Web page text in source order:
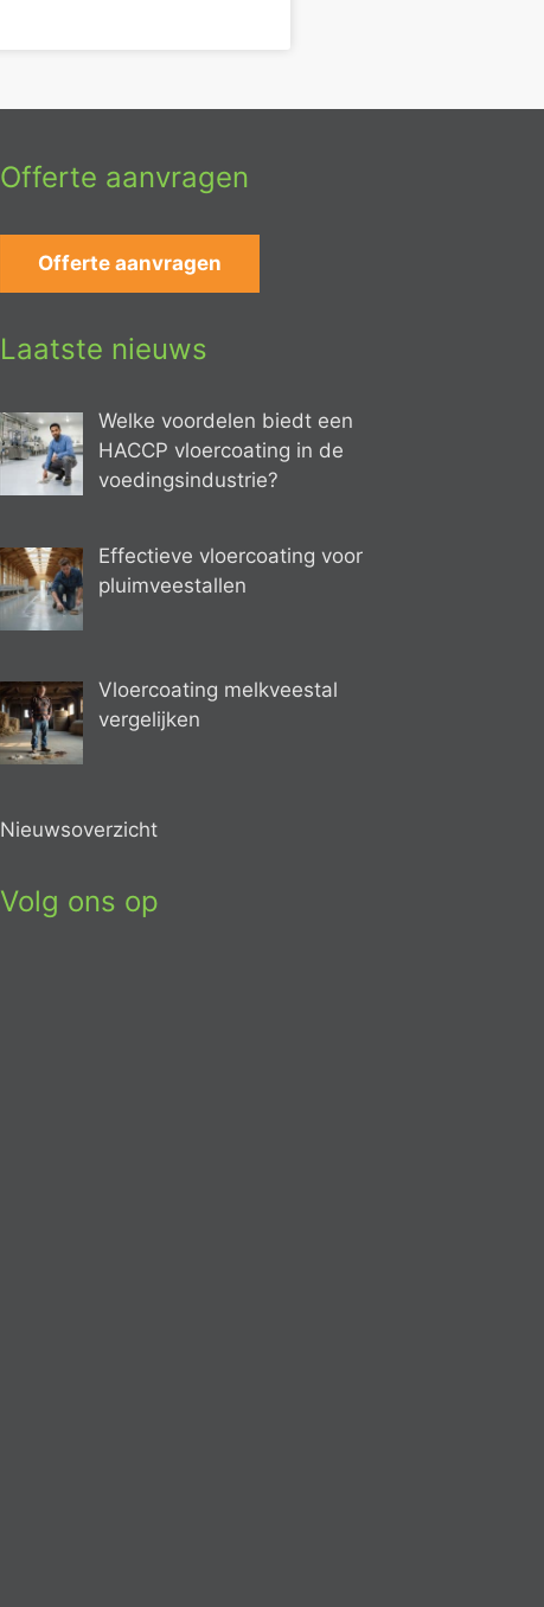
Offerte aanvragen
Offerte aanvragen
Laatste nieuws
Welke voordelen biedt een
HACCP vloercoating in de
voedingsindustrie?
Effectieve vloercoating voor
pluimveestallen
Vloercoating melkveestal
vergelijken
Nieuwsoverzicht
Volg ons op